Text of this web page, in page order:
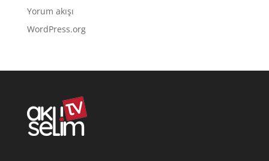
Yorum akışı
WordPress.org